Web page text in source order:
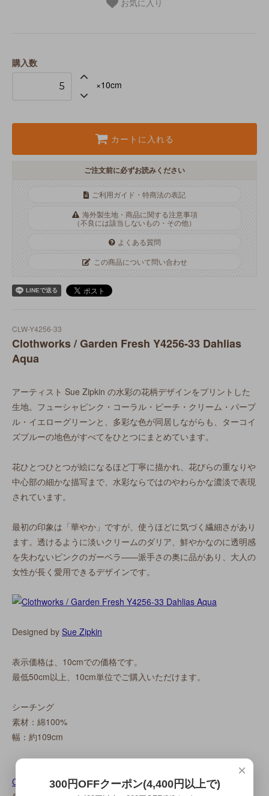
お気に入り
購入数
×10cm
カートに入れる
ご注文前に必ずお読みください
ご利用ガイド・特商法の表記
海外製生地・商品に関する注意事項
（不良には該当しないもの・その他）
よくある質問
この商品について問い合わせ
CLW-Y4256-33
Clothworks / Garden Fresh Y4256-33 Dahlias
Aqua
アーティスト Sue Zipkin の水彩の花柄デザインをプリントした
生地。フューシャピンク・コーラル・ピーチ・クリーム・パープ
ル・イエローグリーンと、多彩な色が同居しながらも、ターコイ
ズブルーの地色がすべてをひとつにまとめています。
花ひとつひとつが絵になるほど丁寧に描かれ、花びらの重なりや
中心部の細かな描写まで、水彩ならではのやわらかな濃淡で表現
されています。
最初の印象は「華やか」ですが、使うほどに気づく繊細さがあり
ます。透けるように淡いクリームのダリア、鮮やかなのに透明感
を失わないピンクのガーベラ——派手さの奥に品があり、大人の
女性が長く愛用できるデザインです。
Designed by Sue Zipkin
表示価格は、10cmでの価格です。
最低50cm以上、10cm単位でご購入いただけます。
シーチング
素材：綿100%
幅：約109cm
【Clothworks について】
Clothworks（クロスワークス）は、シアトルを拠点とする1957
×
300円OFFクーポン(4,400円以上で)